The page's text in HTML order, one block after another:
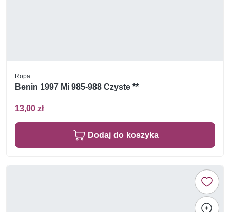
Ropa
Benin 1997 Mi 985-988 Czyste **
13,00 zł
Dodaj do koszyka